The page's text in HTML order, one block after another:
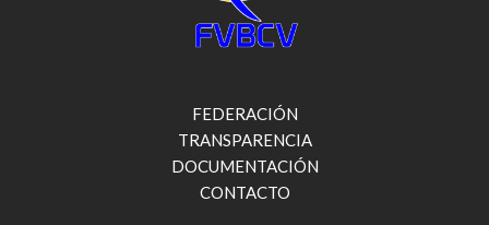
FEDERACIÓN
TRANSPARENCIA
DOCUMENTACIÓN
CONTACTO